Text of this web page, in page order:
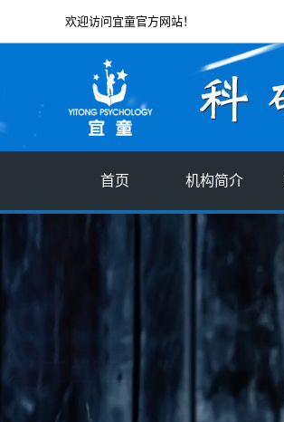
欢迎访问宜童官方网站！
首页 机构简介
机构简介
创始人简介
企业文化
社会责任